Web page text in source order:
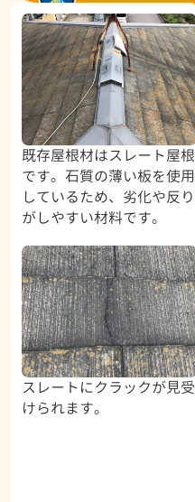
既存屋根材はスレート屋根
です。石質の薄い板を使用
しているため、劣化や反り
がしやすい材料です。
スレートにクラックが見受
けられます。